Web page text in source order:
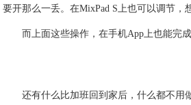
要开那么一丢。在MixPad S上也可以调节，
而上面这些操作，在手机App上也能完成
还有什么比加班回到家后，什么都不用